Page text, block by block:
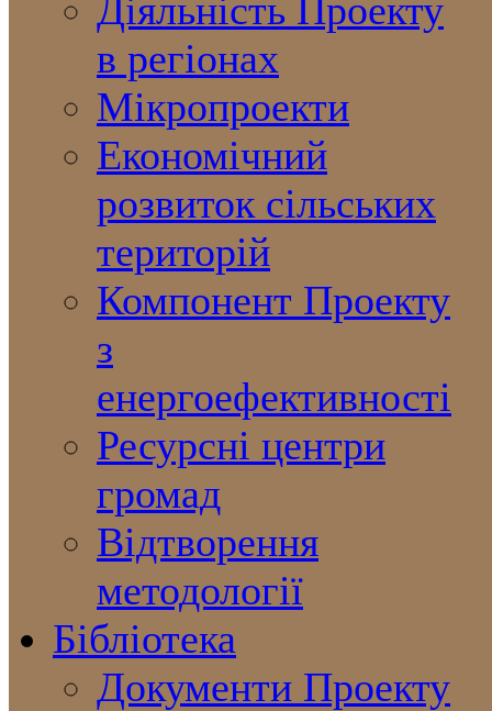
Діяльність Проекту
в регіонах
Мікропроекти
Економічний
розвиток сільських
територій
Компонент Проекту
з
енергоефективності
Ресурсні центри
громад
Відтворення
методології
Бібліотека
Документи Проекту